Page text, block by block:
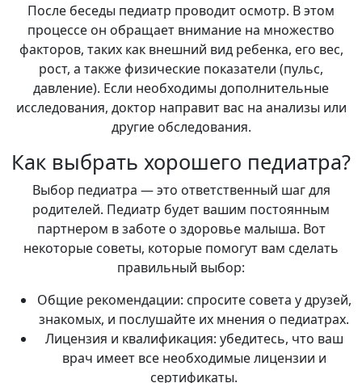
После беседы педиатр проводит осмотр. В этом
процессе он обращает внимание на множество
факторов, таких как внешний вид ребенка, его вес,
рост, а также физические показатели (пульс,
давление). Если необходимы дополнительные
исследования, доктор направит вас на анализы или
другие обследования.
Как выбрать хорошего педиатра?
Выбор педиатра — это ответственный шаг для
родителей. Педиатр будет вашим постоянным
партнером в заботе о здоровье малыша. Вот
некоторые советы, которые помогут вам сделать
правильный выбор:
Общие рекомендации: спросите совета у друзей,
знакомых, и послушайте их мнения о педиатрах.
Лицензия и квалификация: убедитесь, что ваш
врач имеет все необходимые лицензии и
сертификаты.